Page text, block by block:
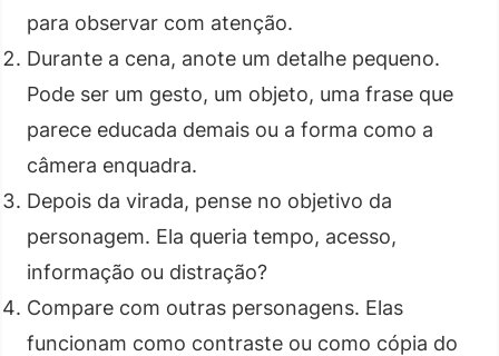
para observar com atenção.
Durante a cena, anote um detalhe pequeno.
Pode ser um gesto, um objeto, uma frase que
parece educada demais ou a forma como a
câmera enquadra.
Depois da virada, pense no objetivo da
personagem. Ela queria tempo, acesso,
informação ou distração?
Compare com outras personagens. Elas
funcionam como contraste ou como cópia do